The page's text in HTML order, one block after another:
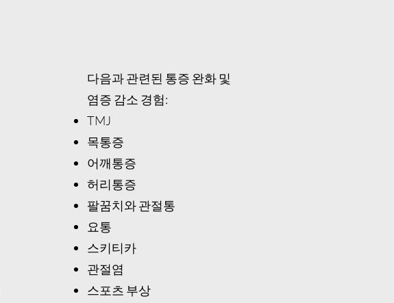
다음과 관련된 통증 완화 및
염증 감소 경험:
TMJ
목통증
어깨통증
허리통증
팔꿈치와 관절통
요통
스키티카
관절염
스포츠 부상